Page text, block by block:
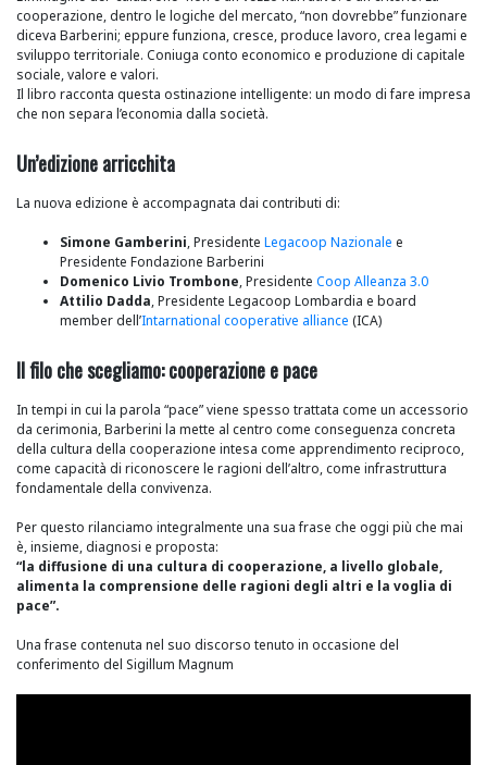
cooperazione, dentro le logiche del mercato, “non dovrebbe” funzionare
diceva Barberini; eppure funziona, cresce, produce lavoro, crea legami e
sviluppo territoriale. Coniuga conto economico e produzione di capitale
sociale, valore e valori.
Il libro racconta questa ostinazione intelligente: un modo di fare impresa
che non separa l’economia dalla società.
Un’edizione arricchita
La nuova edizione è accompagnata dai contributi di:
Simone Gamberini, Presidente Legacoop Nazionale e
Presidente Fondazione Barberini
Domenico Livio Trombone, Presidente Coop Alleanza 3.0
Attilio Dadda, Presidente Legacoop Lombardia e board
member dell’Intarnational cooperative alliance (ICA)
Il filo che scegliamo: cooperazione e pace
In tempi in cui la parola “pace” viene spesso trattata come un accessorio
da cerimonia, Barberini la mette al centro come conseguenza concreta
della cultura della cooperazione intesa come apprendimento reciproco,
come capacità di riconoscere le ragioni dell’altro, come infrastruttura
fondamentale della convivenza.
Per questo rilanciamo integralmente una sua frase che oggi più che mai
è, insieme, diagnosi e proposta:
“la diffusione di una cultura di cooperazione, a livello globale,
alimenta la comprensione delle ragioni degli altri e la voglia di
pace”.
Una frase contenuta nel suo discorso tenuto in occasione del
conferimento del Sigillum Magnum